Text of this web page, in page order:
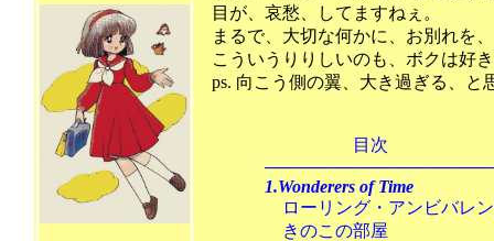
目が、哀愁、してますねぇ。
まるで、大切な何かに、お別れを
こういうりりしいのも、ボクは好
ps. 向こう側の翼、大き過ぎる、と
目次
1.Wonderers of Time
ローリング・アンビバレ
きのこの